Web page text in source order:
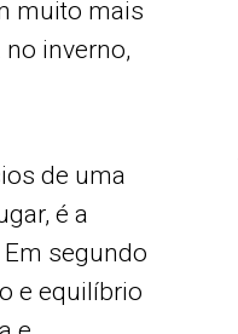
muito mais
inverno,
de uma
é a
segundo
e equilíbrio